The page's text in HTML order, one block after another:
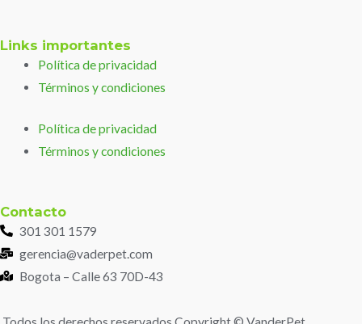
Links importantes
Política de privacidad
Términos y condiciones
Política de privacidad
Términos y condiciones
Contacto
301 301 1579
gerencia@vaderpet.com
Bogota – Calle 63 70D-43